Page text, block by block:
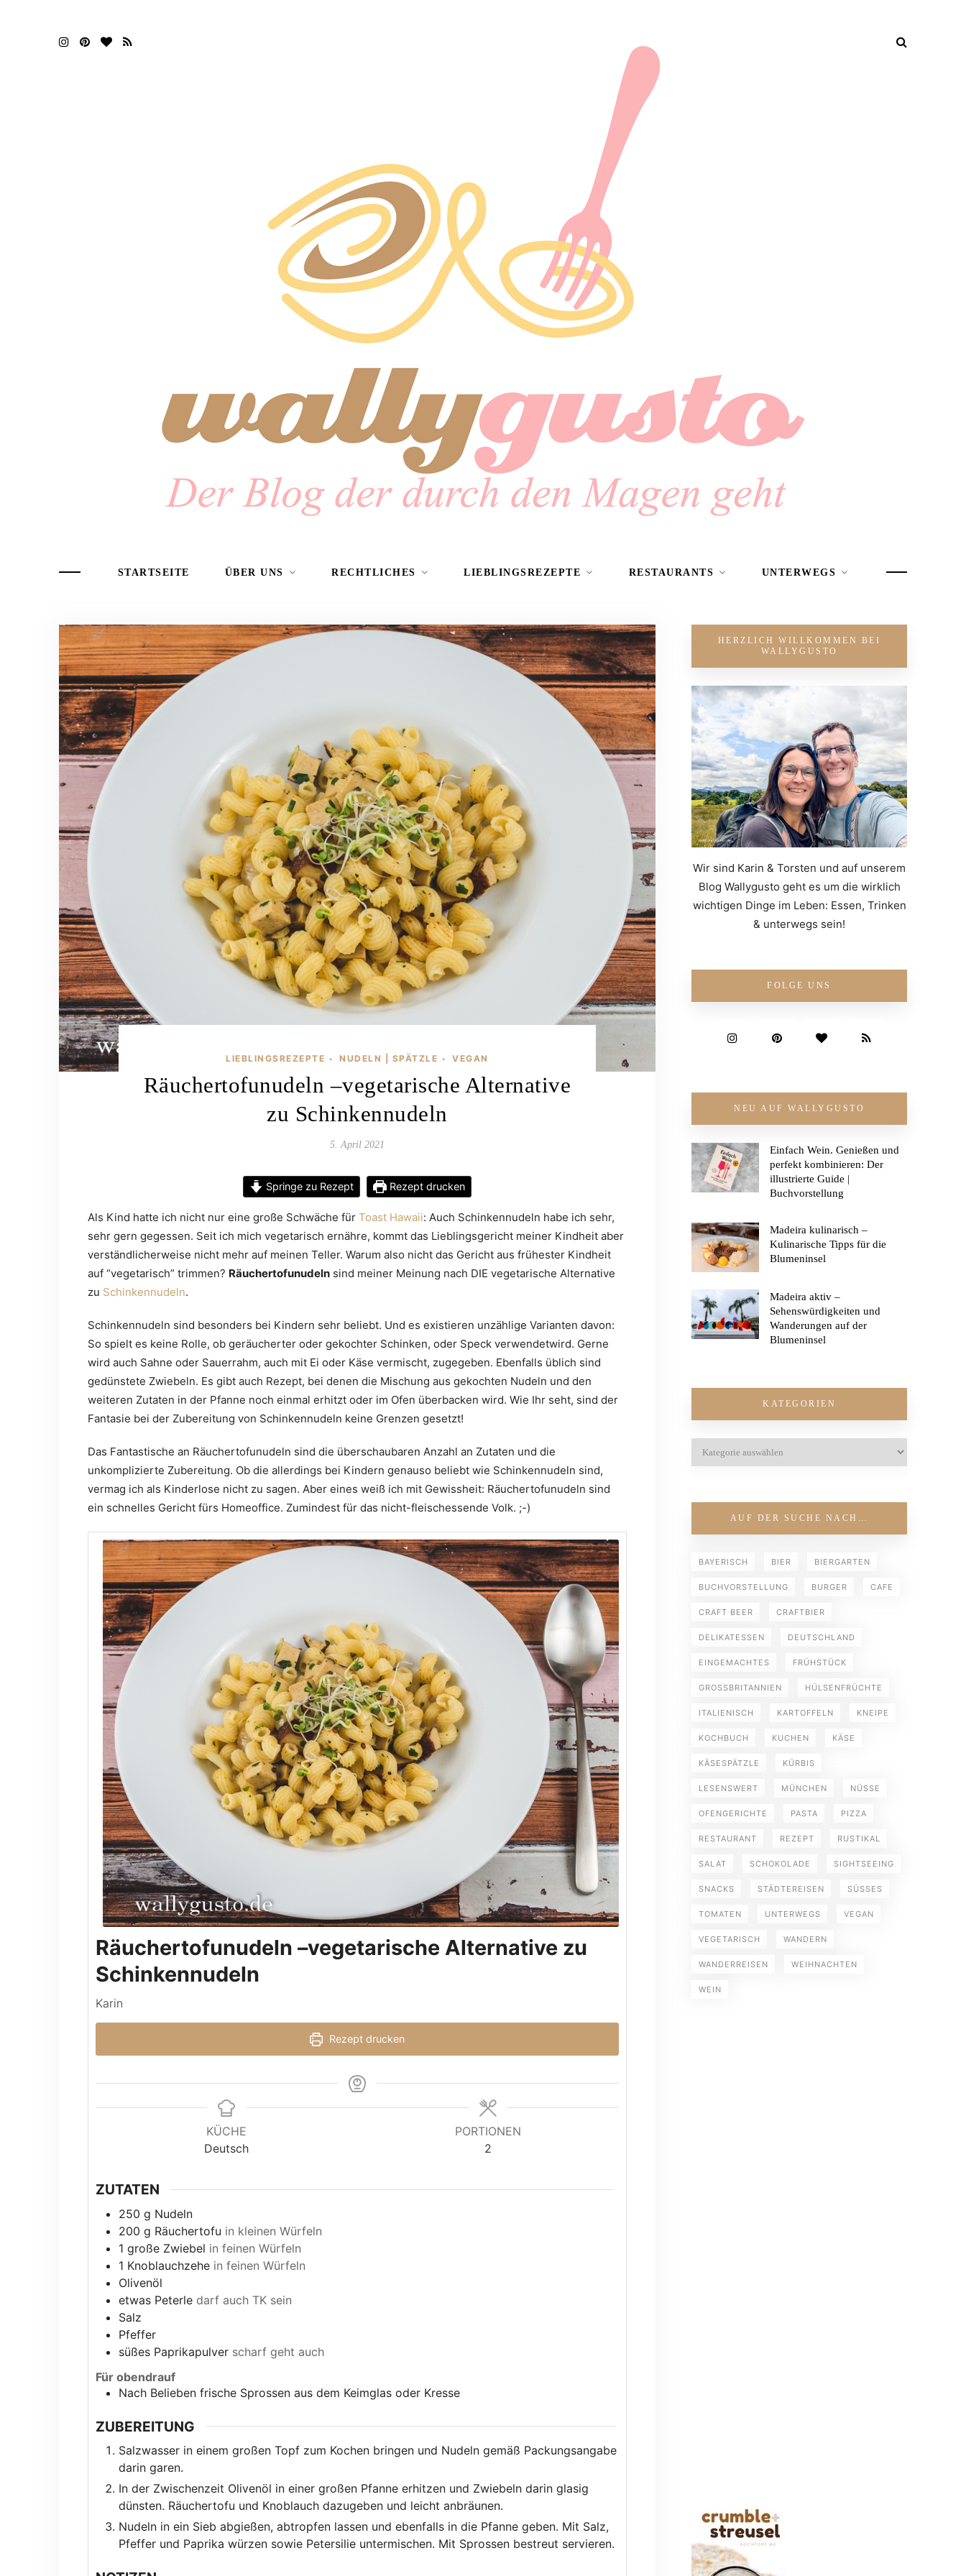
STARTSEITE ÜBER UNS RECHTLICHES LIEBLINGSREZEPTE RESTAURANTS UNTERWEGS
LIEBLINGSREZEPTE • NUDELN | SPÄTZLE • VEGAN
Räuchertofunudeln –vegetarische Alternative
zu Schinkennudeln
5. April 2021
Springe zu Rezept Rezept drucken
Als Kind hatte ich nicht nur eine große Schwäche für Toast Hawaii: Auch Schinkennudeln habe ich sehr,
sehr gern gegessen. Seit ich mich vegetarisch ernähre, kommt das Lieblingsgericht meiner Kindheit aber
verständlicherweise nicht mehr auf meinen Teller. Warum also nicht das Gericht aus frühester Kindheit
auf “vegetarisch” trimmen? Räuchertofunudeln sind meiner Meinung nach DIE vegetarische Alternative
zu Schinkennudeln.
Schinkennudeln sind besonders bei Kindern sehr beliebt. Und es existieren unzählige Varianten davon:
So spielt es keine Rolle, ob geräucherter oder gekochter Schinken, oder Speck verwendetwird. Gerne
wird auch Sahne oder Sauerrahm, auch mit Ei oder Käse vermischt, zugegeben. Ebenfalls üblich sind
gedünstete Zwiebeln. Es gibt auch Rezept, bei denen die Mischung aus gekochten Nudeln und den
weiteren Zutaten in der Pfanne noch einmal erhitzt oder im Ofen überbacken wird. Wie Ihr seht, sind der
Fantasie bei der Zubereitung von Schinkennudeln keine Grenzen gesetzt!
Das Fantastische an Räuchertofunudeln sind die überschaubaren Anzahl an Zutaten und die
unkomplizierte Zubereitung. Ob die allerdings bei Kindern genauso beliebt wie Schinkennudeln sind,
vermag ich als Kinderlose nicht zu sagen. Aber eines weiß ich mit Gewissheit: Räuchertofunudeln sind
ein schnelles Gericht fürs Homeoffice. Zumindest für das nicht-fleischessende Volk. ;-)
Räuchertofunudeln –vegetarische Alternative zu
Schinkennudeln
Karin
Rezept drucken
KÜCHE
Deutsch
PORTIONEN
2
ZUTATEN
250 g Nudeln
200 g Räuchertofu in kleinen Würfeln
1 große Zwiebel in feinen Würfeln
1 Knoblauchzehe in feinen Würfeln
Olivenöl
etwas Peterle darf auch TK sein
Salz
Pfeffer
süßes Paprikapulver scharf geht auch
Für obendrauf
Nach Belieben frische Sprossen aus dem Keimglas oder Kresse
ZUBEREITUNG
Salzwasser in einem großen Topf zum Kochen bringen und Nudeln gemäß Packungsangabe
darin garen.
In der Zwischenzeit Olivenöl in einer großen Pfanne erhitzen und Zwiebeln darin glasig
dünsten. Räuchertofu und Knoblauch dazugeben und leicht anbräunen.
Nudeln in ein Sieb abgießen, abtropfen lassen und ebenfalls in die Pfanne geben. Mit Salz,
Pfeffer und Paprika würzen sowie Petersilie untermischen. Mit Sprossen bestreut servieren.
HERZLICH WILLKOMMEN BEI
WALLYGUSTO
Wir sind Karin & Torsten und auf unserem
Blog Wallygusto geht es um die wirklich
wichtigen Dinge im Leben: Essen, Trinken
& unterwegs sein!
FOLGE UNS
NEU AUF WALLYGUSTO
Einfach Wein. Genießen und
perfekt kombinieren: Der
illustrierte Guide |
Buchvorstellung
Madeira kulinarisch –
Kulinarische Tipps für die
Blumeninsel
Madeira aktiv –
Sehenswürdigkeiten und
Wanderungen auf der
Blumeninsel
KATEGORIEN
AUF DER SUCHE NACH…
BAYERISCH BIER BIERGARTEN
BUCHVORSTELLUNG BURGER CAFE
CRAFT BEER CRAFTBIER
DELIKATESSEN DEUTSCHLAND
EINGEMACHTES FRÜHSTÜCK
GROSSBRITANNIEN HÜLSENFRÜCHTE
ITALIENISCH KARTOFFELN KNEIPE
KOCHBUCH KUCHEN KÄSE
KÄSESPÄTZLE KÜRBIS
LESENSWERT MÜNCHEN NÜSSE
OFENGERICHTE PASTA PIZZA
RESTAURANT REZEPT RUSTIKAL
SALAT SCHOKOLADE SIGHTSEEING
SNACKS STÄDTEREISEN SÜSSES
TOMATEN UNTERWEGS VEGAN
VEGETARISCH WANDERN
WANDERREISEN WEIHNACHTEN
WEIN